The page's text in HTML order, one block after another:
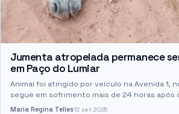
Jumenta atropelada permanece
em Paço do Lumiar
Animal foi atingido por veículo na Avenida 1,
segue em sofrimento mais de 24 horas após
Maria Regina Telles12 set 2025